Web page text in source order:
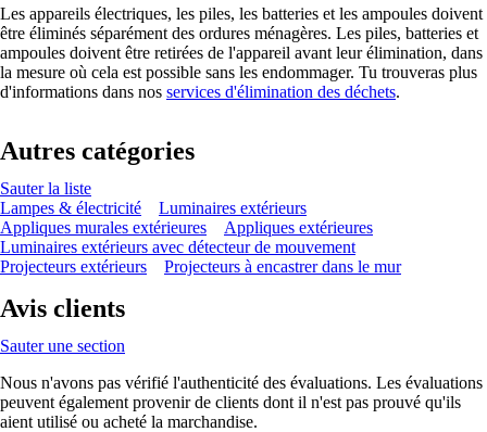
Les appareils électriques, les piles, les batteries et les ampoules doivent
être éliminés séparément des ordures ménagères. Les piles, batteries et
ampoules doivent être retirées de l'appareil avant leur élimination, dans
la mesure où cela est possible sans les endommager. Tu trouveras plus
d'informations dans nos services d'élimination des déchets.
Autres catégories
Sauter la liste
Lampes & électricité
Luminaires extérieurs
Appliques murales extérieures
Appliques extérieures
Luminaires extérieurs avec détecteur de mouvement
Projecteurs extérieurs
Projecteurs à encastrer dans le mur
Avis clients
Sauter une section
Nous n'avons pas vérifié l'authenticité des évaluations. Les évaluations
peuvent également provenir de clients dont il n'est pas prouvé qu'ils
aient utilisé ou acheté la marchandise.